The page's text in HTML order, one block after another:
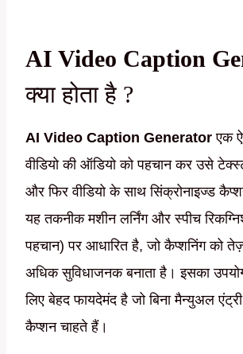
AI Video Caption
क्या होता है ?
AI Video Caption Generator एक
वीडियो की ऑडियो को पहचान कर उसे
और फिर वीडियो के साथ सिंक्रोनाइज्ड
यह तकनीक मशीन लर्निंग और स्पीच
पहचान) पर आधारित है, जो कैप्शनिंग को
अधिक सुविधाजनक बनाता है। इसका
लिए बेहद फायदेमंद है जो बिना मैन्युअल
कैप्शन चाहते हैं।